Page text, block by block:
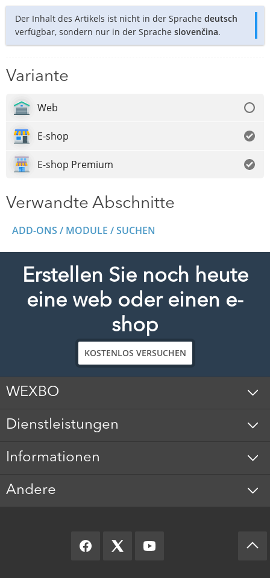
Der Inhalt des Artikels ist nicht in der Sprache deutsch
verfügbar, sondern nur in der Sprache slovenčina.
Variante
Web
E-shop
E-shop Premium
Verwandte Abschnitte
ADD-ONS / MODULE / SUCHEN
Erstellen Sie noch heute
eine web oder einen e-
shop
KOSTENLOS VERSUCHEN
WEXBO
Dienstleistungen
Informationen
Andere